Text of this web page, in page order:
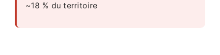
~18 % du territoire